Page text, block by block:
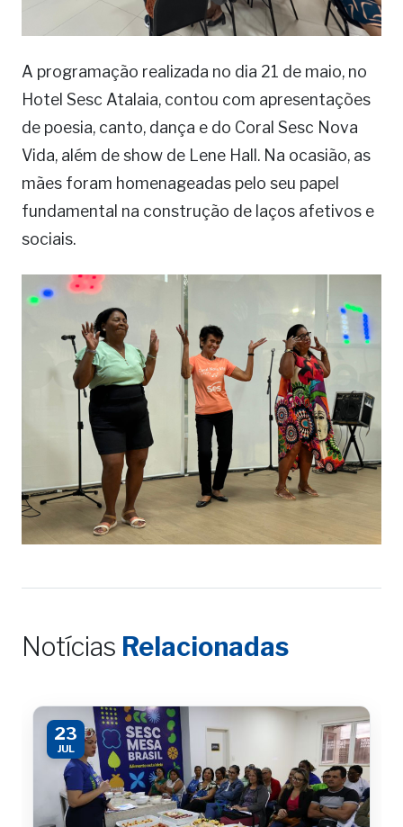
A programação realizada no dia 21 de maio, no
Hotel Sesc Atalaia, contou com apresentações
de poesia, canto, dança e do Coral Sesc Nova
Vida, além de show de Lene Hall. Na ocasião, as
mães foram homenageadas pelo seu papel
fundamental na construção de laços afetivos e
sociais.
Notícias Relacionadas
23
JUL